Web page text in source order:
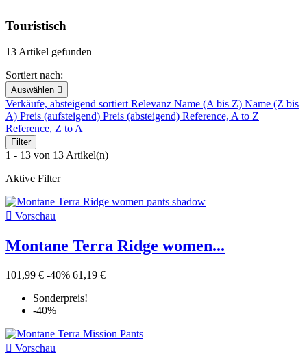
Touristisch
13 Artikel gefunden
Sortiert nach:
Auswählen 
Verkäufe, absteigend sortiertRelevanz Name (A bis Z) Name (Z bis
A) Preis (aufsteigend) Preis (absteigend) Reference, A to Z
Reference, Z to A
Filter
1 - 13 von 13 Artikel(n)
Aktive Filter
 Vorschau
Montane Terra Ridge women...
101,99 € -40% 61,19 €
Sonderpreis!
-40%
 Vorschau